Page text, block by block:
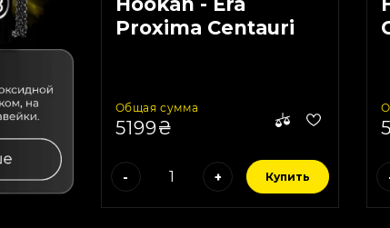
Proxima Centauri
Общая сумма
5199₴
- + Купить